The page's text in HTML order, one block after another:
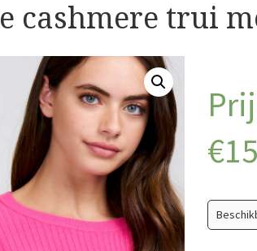
cashmere trui
€